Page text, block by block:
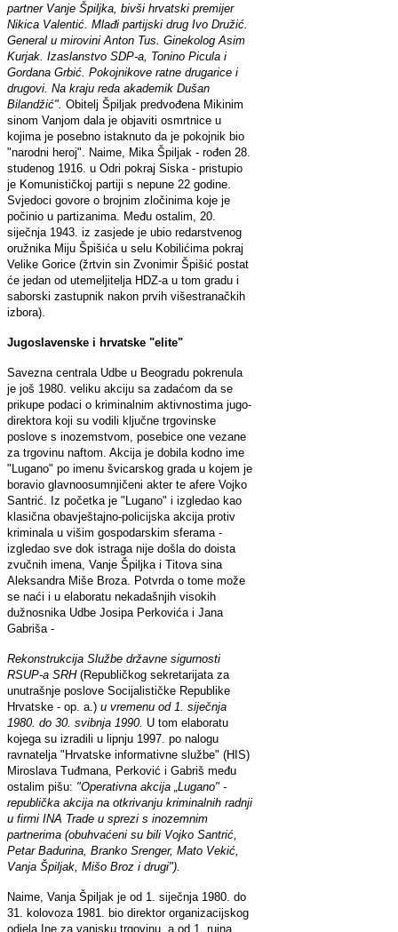
partner Vanje Špiljka, bivši hrvatski premijer
Nikica Valentić. Mlađi partijski drug Ivo Družić.
General u mirovini Anton Tus. Ginekolog Asim
Kurjak. Izaslanstvo SDP-a, Tonino Picula i
Gordana Grbić. Pokojnikove ratne drugarice i
drugovi. Na kraju reda akademik Dušan
Bilandžić". Obitelj Špiljak predvođena Mikinim
sinom Vanjom dala je objaviti osmrtnice u
kojima je posebno istaknuto da je pokojnik bio
"narodni heroj". Naime, Mika Špiljak - rođen 28.
studenog 1916. u Odri pokraj Siska - pristupio
je Komunističkoj partiji s nepune 22 godine.
Svjedoci govore o brojnim zločinima koje je
počinio u partizanima. Među ostalim, 20.
siječnja 1943. iz zasjede je ubio redarstvenog
oružnika Miju Špišića u selu Kobilićima pokraj
Velike Gorice (žrtvin sin Zvonimir Špišić postat
će jedan od utemeljitelja HDZ-a u tom gradu i
saborski zastupnik nakon prvih višestranačkih
izbora).
Jugoslavenske i hrvatske "elite"
Savezna centrala Udbe u Beogradu pokrenula
je još 1980. veliku akciju sa zadaćom da se
prikupe podaci o kriminalnim aktivnostima jugo-
direktora koji su vodili ključne trgovinske
poslove s inozemstvom, posebice one vezane
za trgovinu naftom. Akcija je dobila kodno ime
"Lugano" po imenu švicarskog grada u kojem je
boravio glavnoosumnjičeni akter te afere Vojko
Santrić. Iz početka je "Lugano" i izgledao kao
klasična obavještajno-policijska akcija protiv
kriminala u višim gospodarskim sferama -
izgledao sve dok istraga nije došla do doista
zvučnih imena, Vanje Špiljka i Titova sina
Aleksandra Miše Broza. Potvrda o tome može
se naći i u elaboratu nekadašnjih visokih
dužnosnika Udbe Josipa Perkovića i Jana
Gabriša -
Rekonstrukcija Službe državne sigurnosti
RSUP-a SRH(Republičkog sekretarijata za
unutrašnje poslove Socijalističke Republike
Hrvatske - op. a.) u vremenu od 1. siječnja
1980. do 30. svibnja 1990. U tom elaboratu
kojega su izradili u lipnju 1997. po nalogu
ravnatelja "Hrvatske informativne službe" (HIS)
Miroslava Tuđmana, Perković i Gabriš među
ostalim pišu: "Operativna akcija „Lugano" -
republička akcija na otkrivanju kriminalnih radnji
u firmi INA Trade u sprezi s inozemnim
partnerima (obuhvaćeni su bili Vojko Santrić,
Petar Badurina, Branko Srenger, Mato Vekić,
Vanja Špiljak, Mišo Broz i drugi").
Naime, Vanja Špiljak je od 1. siječnja 1980. do
31. kolovoza 1981. bio direktor organizacijskog
odjela Ine za vanjsku trgovinu, a od 1. rujna